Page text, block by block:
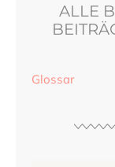
ALLE
Glossar